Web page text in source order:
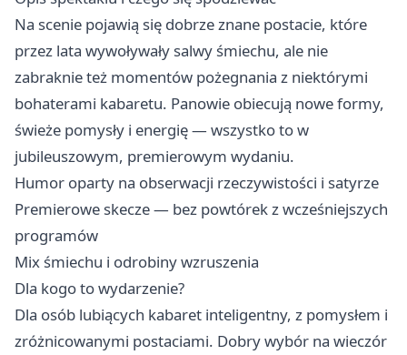
Na scenie pojawią się dobrze znane postacie, które
przez lata wywoływały salwy śmiechu, ale nie
zabraknie też momentów pożegnania z niektórymi
bohaterami kabaretu. Panowie obiecują nowe formy,
świeże pomysły i energię — wszystko to w
jubileuszowym, premierowym wydaniu.
Humor oparty na obserwacji rzeczywistości i satyrze
Premierowe skecze — bez powtórek z wcześniejszych
programów
Mix śmiechu i odrobiny wzruszenia
Dla kogo to wydarzenie?
Dla osób lubiących kabaret inteligentny, z pomysłem i
zróżnicowanymi postaciami. Dobry wybór na wieczór